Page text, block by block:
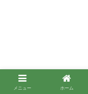
メニュー ホーム